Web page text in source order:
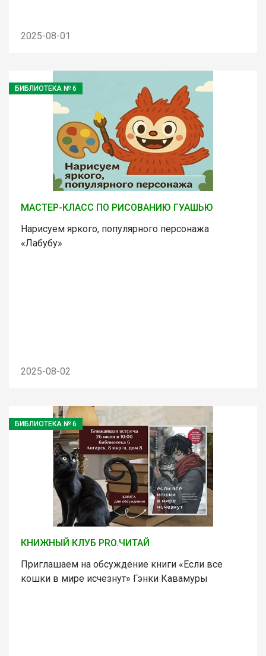
2025-08-01
БИБЛИОТЕКА № 6
МАСТЕР-КЛАСС ПО РИСОВАНИЮ ГУАШЬЮ
Нарисуем яркого, популярного персонажа
«Лабубу»
2025-08-02
БИБЛИОТЕКА № 6
КНИЖНЫЙ КЛУБ PRO.ЧИТАЙ
Приглашаем на обсуждение книги «Если все
кошки в мире исчезнут» Гэнки Кавамуры